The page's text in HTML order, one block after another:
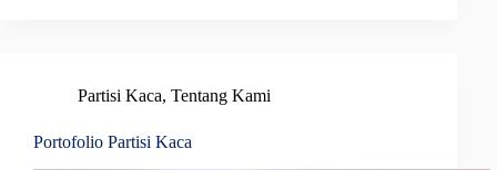
Partisi Kaca, Tentang Kami
Portofolio Partisi Kaca